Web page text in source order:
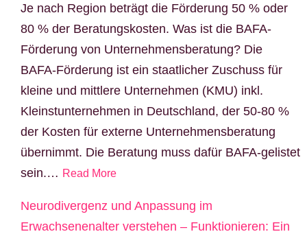
Je nach Region beträgt die Förderung 50 % oder
80 % der Beratungskosten. Was ist die BAFA-
Förderung von Unternehmensberatung? Die
BAFA-Förderung ist ein staatlicher Zuschuss für
kleine und mittlere Unternehmen (KMU) inkl.
Kleinstunternehmen in Deutschland, der 50-80 %
der Kosten für externe Unternehmensberatung
übernimmt. Die Beratung muss dafür BAFA-gelistet
sein.… Read More
Neurodivergenz und Anpassung im
Erwachsenenalter verstehen – Funktionieren: Ein